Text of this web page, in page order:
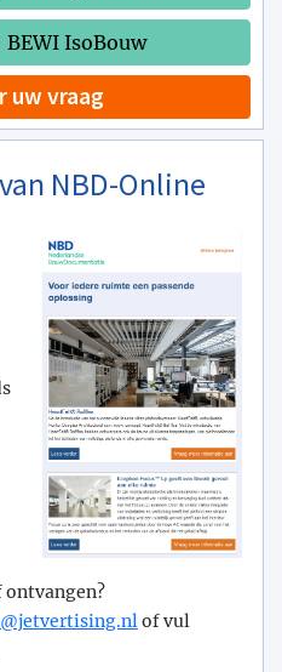
IsoBouw
uw vraag
NBD-Online
ontvangen?
of vul